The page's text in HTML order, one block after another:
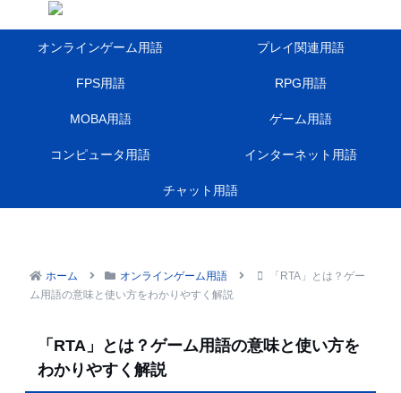
オンラインゲーム用語 プレイ関連用語
FPS用語 RPG用語
MOBA用語 ゲーム用語
コンピュータ用語 インターネット用語
チャット用語
ホーム オンラインゲーム用語
「RTA」とは？ゲー
ム用語の意味と使い方をわかりやすく解説
「RTA」とは？ゲーム用語の意味と使い方を
わかりやすく解説